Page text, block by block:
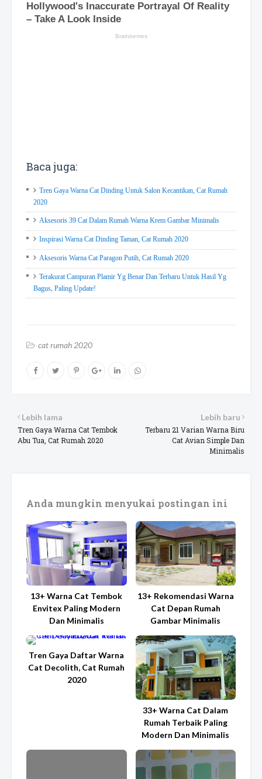
Baca juga:
Tren Gaya Warna Cat Dinding Untuk Salon Kecantikan, Cat Rumah
2020
Aksesoris 39 Cat Dalam Rumah Warna Krem Gambar Minimalis
Inspirasi Warna Cat Dinding Taman, Cat Rumah 2020
Aksesoris Warna Cat Paragon Putih, Cat Rumah 2020
Terakurat Campuran Plamir Yg Benar Dan Terbaru Untuk Hasil Yg
Bagus, Paling Update!
cat rumah 2020
Lebih baru
Terbaru 21 Varian Warna Biru
Cat Avian Simple Dan
Minimalis
Lebih lama
Tren Gaya Warna Cat Tembok
Abu Tua, Cat Rumah 2020
Anda mungkin menyukai postingan ini
13+ Warna Cat Tembok
Envitex Paling Modern
Dan Minimalis
13+ Rekomendasi Warna
Cat Depan Rumah
Gambar Minimalis
Tren Gaya Daftar Warna
Cat Decolith, Cat Rumah
2020
33+ Warna Cat Dalam
Rumah Terbaik Paling
Modern Dan Minimalis